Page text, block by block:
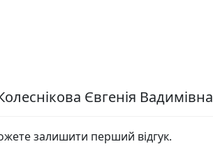
Євгенія Вадимівна
залишити перший відгук.